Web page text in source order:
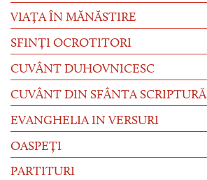
VIAȚA ÎN MĂNĂSTIRE
SFINȚI OCROTITORI
CUVÂNT DUHOVNICESC
CUVÂNT DIN SFÂNTA SCRIPTURĂ
EVANGHELIA IN VERSURI
OASPEȚI
PARTITURI